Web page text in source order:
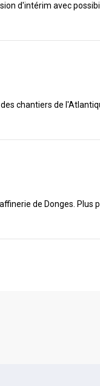
d'intérim avec
chantiers de
de Donges.